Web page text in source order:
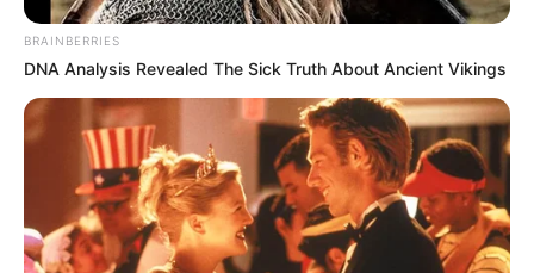
BRAINBERRIES
DNA Analysis Revealed The Sick Truth About Ancient Vikings